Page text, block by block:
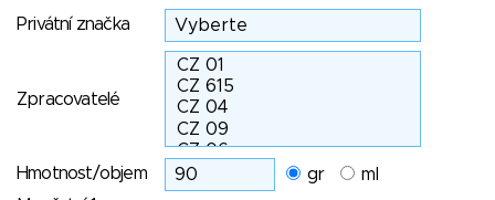
Privátní značka
Zpracovatelé
Hmotnost/objem gr
ml